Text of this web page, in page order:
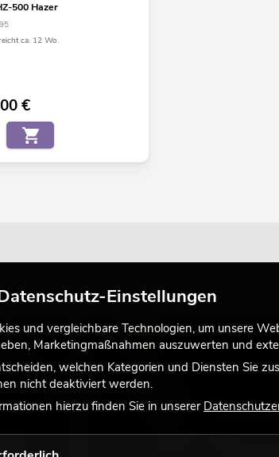
500 Hazer
ca. 12 Wo.
€
LICHT
Einstellungen
und vergleichbare Technologien, um unsere
Marketingmaßnahmen auszuwerten und
welchen Kategorien und Diensten Sie
nicht deaktiviert werden.
hierzu finden Sie in unserer